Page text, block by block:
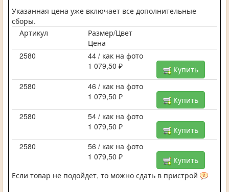
Указанная цена уже включает все дополнительные
сборы.
Артикул
Размер/Цвет
Цена
2580
44 / как на фото
1 079,50 ₽
Купить
2580
46 / как на фото
1 079,50 ₽
Купить
2580
54 / как на фото
1 079,50 ₽
Купить
2580
56 / как на фото
1 079,50 ₽
Купить
Если товар не подойдет, то можно сдать в пристрой